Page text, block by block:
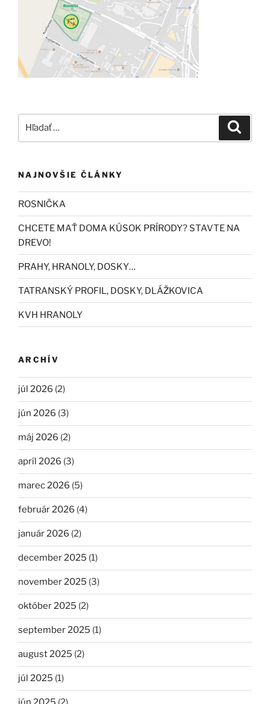
NAJNOVŠIE ČLÁNKY
ROSNIČKA
CHCETE MAŤ DOMA KÚSOK PRÍRODY? STAVTE NA
DREVO!
PRAHY, HRANOLY, DOSKY…
TATRANSKÝ PROFIL, DOSKY, DLÁŽKOVICA
KVH HRANOLY
ARCHÍV
júl 2026 (2)
jún 2026 (3)
máj 2026 (2)
apríl 2026 (3)
marec 2026 (5)
február 2026 (4)
január 2026 (2)
december 2025 (1)
november 2025 (3)
október 2025 (2)
september 2025 (1)
august 2025 (2)
júl 2025 (1)